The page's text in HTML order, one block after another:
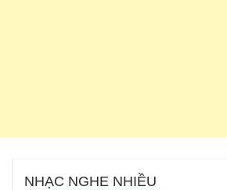
NHẠC NGHE NHIỀU